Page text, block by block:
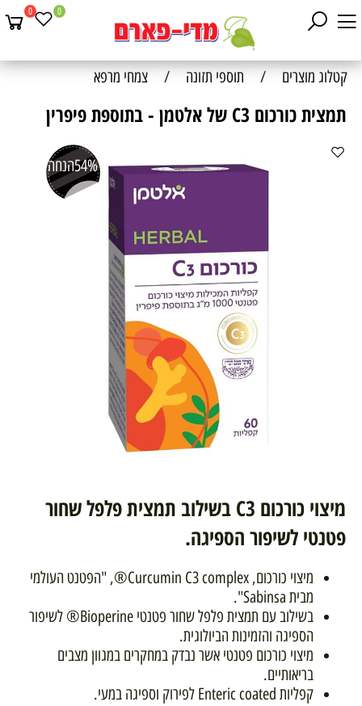
0 0
קטלוג מוצרים / תוספי תזונה / צמחי מרפא
תמצית כורכום C3 של אלטמן - בתוספת פיפרין
54%הנחה
מיצוי כורכום C3 בשילוב תמצית פלפל שחור
פטנטי לשיפור הספיגה.
מיצוי כורכום, Curcumin C3 complex®, "הפטנט העולמי
מבית Sabinsa".
בשילוב עם תמצית פלפל שחור פטנטי Bioperine® לשיפור
הספיגה והזמינות הביולוגית.
מיצוי כורכום פטנטי אשר נבדק במחקרים במגוון מצבים
בריאותיים.
קפליות Enteric coated לפירוק וספיגה במעי.